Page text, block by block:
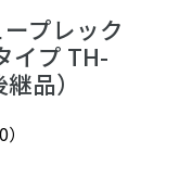
プレック
イプ TH-
品）